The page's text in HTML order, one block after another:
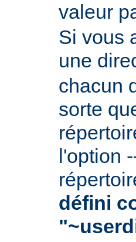
valeur
Si vous
une
chacun
sorte
l'option
défini